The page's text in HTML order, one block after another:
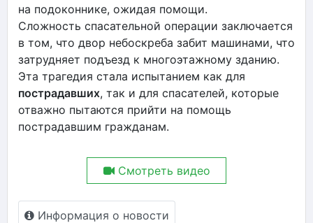
на подоконнике, ожидая помощи.
Сложность спасательной операции заключается
в том, что двор небоскреба забит машинами, что
затрудняет подъезд к многоэтажному зданию.
Эта трагедия стала испытанием как для
пострадавших, так и для спасателей, которые
отважно пытаются прийти на помощь
пострадавшим гражданам.
Смотреть видео
Информация о новости